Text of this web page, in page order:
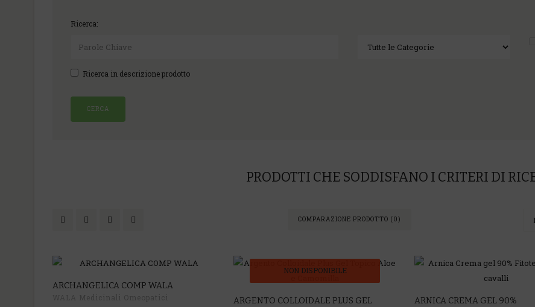
Ricerca:
Ricerca in descrizione prodotto
PRODOTTI CHE SODDISFANO I CRITERI DI
COMPARAZIONE PRODOTTO (0)
ARCHANGELICA COMP WALA
NON DISPONIBILE
ARGENTO COLLOIDALE PLUS GEL
ARNICA CREMA GEL 90%